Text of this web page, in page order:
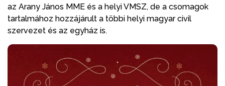
az Arany János MME és a helyi VMSZ, de a csomagok
tartalmához hozzájárult a többi helyi magyar civil
szervezet és az egyház is.